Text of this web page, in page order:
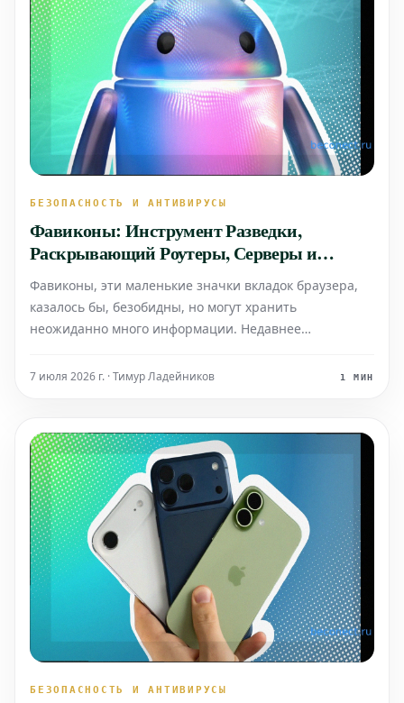
БЕЗОПАСНОСТЬ И АНТИВИРУСЫ
Фавиконы: Инструмент Разведки,
Раскрывающий Роутеры, Серверы и
Ловушки
Фавиконы, эти маленькие значки вкладок браузера,
казалось бы, безобидны, но могут хранить
неожиданно много информации. Недавнее
данные о типе используемого роутера, конфигурации
7 июля 2026 г. · Тимур Ладейников 1 МИН
БЕЗОПАСНОСТЬ И АНТИВИРУСЫ